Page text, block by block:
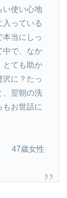
い使い心地
入っている
本当にしっ
中で、なか
とても助か
沢に？たっ
、翌朝の洗
もお世話に
47歳女性